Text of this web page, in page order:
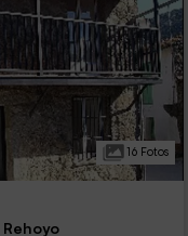
16 Fotos